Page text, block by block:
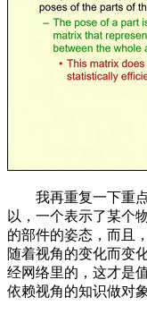
我再重复一下重点
以，一个表示了某个
的部件的姿态，而且
随着视角的变化而变
经网络里的，这才是
依赖视角的知识做对